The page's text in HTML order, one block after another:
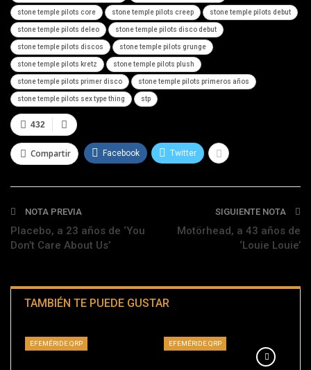
stone temple pilots core stone temple pilots creep stone temple pilots debut
stone temple pilots deleo stone temple pilots disco debut
stone temple pilots discos stone temple pilots grunge
stone temple pilots kretz stone temple pilots plush
stone temple pilots primer disco stone temple pilots primeros años
stone temple pilots sex type thing stp
432
Compartir Facebook Twitter
NOTA PREVIA
Placebo, a 23 años de ‘You
Don’t Care About Us’
SIGUIENTE NOTA
Motörhead, a 43 años de
‘Louie Louie’
TAMBIÉN TE PUEDE GUSTAR
EFEMÉRIDE QRP EFEMÉRIDE QRP